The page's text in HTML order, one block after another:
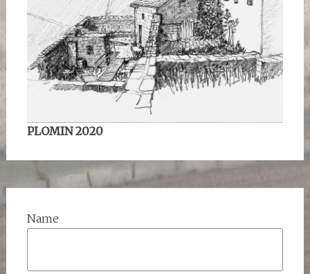
PLOMIN 2020
Name